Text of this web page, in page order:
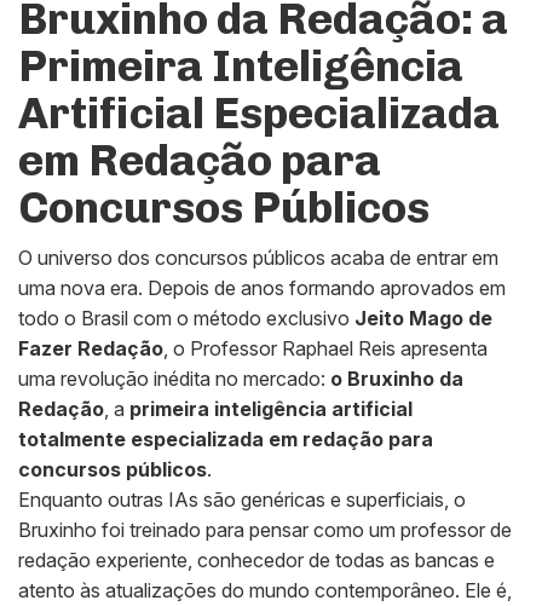
Bruxinho da Redação: a
Primeira Inteligência
Artificial Especializada
em Redação para
Concursos Públicos
O universo dos concursos públicos acaba de entrar em
uma nova era. Depois de anos formando aprovados em
todo o Brasil com o método exclusivo Jeito Mago de
Fazer Redação , o Professor Raphael Reis apresenta
uma revolução inédita no mercado: o Bruxinho da
Redação , a primeira inteligência artificial
totalmente especializada em redação para
concursos públicos.
Enquanto outras IAs são genéricas e superficiais, o
Bruxinho foi treinado para pensar como um professor de
redação experiente, conhecedor de todas as bancas e
atento às atualizações do mundo contemporâneo. Ele é,